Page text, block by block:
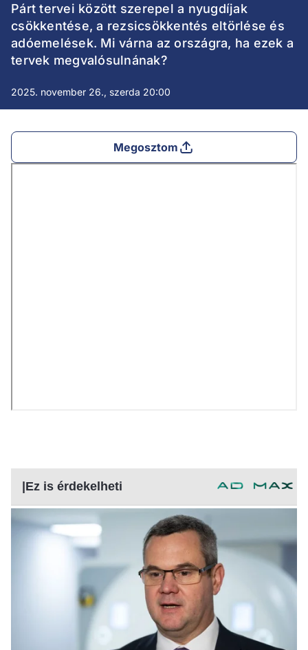
Párt tervei között szerepel a nyugdíjak
csökkentése, a rezsicsökkentés eltörlése és
adóemelések. Mi várna az országra, ha ezek a
tervek megvalósulnának?
2025. november 26., szerda 20:00
Megosztom